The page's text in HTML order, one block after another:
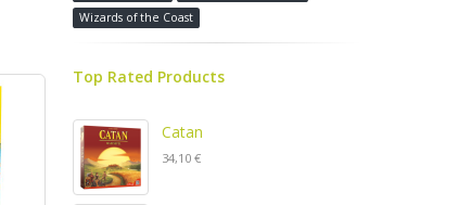
Wizards of the Coast
Top Rated Products
Catan
34,10 €